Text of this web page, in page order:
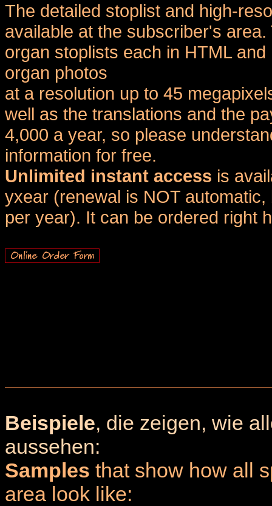
The detailed stoplist and high-
available at the subscriber's
organ stoplists each in HTML
organ photos
at a resolution up to 45
well as the translations and the
4,000 a year, so please
information for free.
Unlimited instant access is
yxear (renewal is NOT
per year). It can be ordered right
Beispiele, die zeigen, wie
aussehen:
Samples that show how all
area look like: